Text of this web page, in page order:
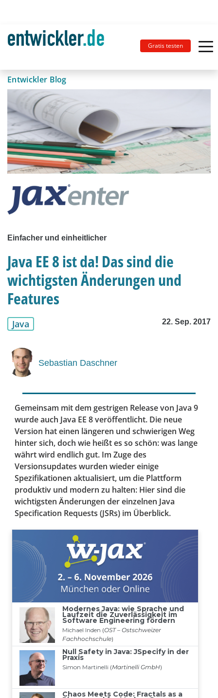
Gratis testen
Entwickler Blog
Einfacher und einheitlicher
Java EE 8 ist da! Das sind die
wichtigsten Änderungen und
Features
Java 22. Sep. 2017
Sebastian Daschner
Gemeinsam mit dem gestrigen Release von Java 9
wurde auch Java EE 8 veröffentlicht. Die neue
Version hat einen längeren und schwierigen Weg
hinter sich, doch wie heißt es so schön: was lange
währt wird endlich gut. Im Zuge des
Versionsupdates wurden wieder einige
Spezifikationen aktualisiert, um die Plattform
produktiv und modern zu halten: Hier sind die
wichtigsten Änderungen der einzelnen Java
Specification Requests (JSRs) im Überblick.